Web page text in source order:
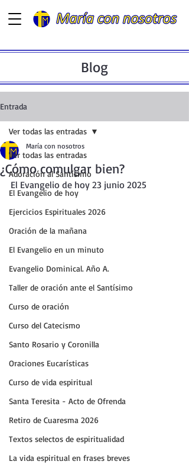
Blog
Entrada
Ver todas las entradas
Adoración al Santísimo
El Evangelio de hoy
Ejercicios Espirituales 2026
Oración de la mañana
El Evangelio en un minuto
Evangelio Dominical. Año A.
Taller de oración ante el Santísimo
Curso de oración
Curso del Catecismo
Santo Rosario y Coronilla
Oraciones Eucarísticas
Curso de vida espiritual
Santa Teresita - Acto de Ofrenda
Retiro de Cuaresma 2026
Textos selectos de espiritualidad
La vida espiritual en frases breves
Ver todas las entradas
¿Cómo comulgar bien?
María con nosotros
El Evangelio de hoy 23 junio 2025